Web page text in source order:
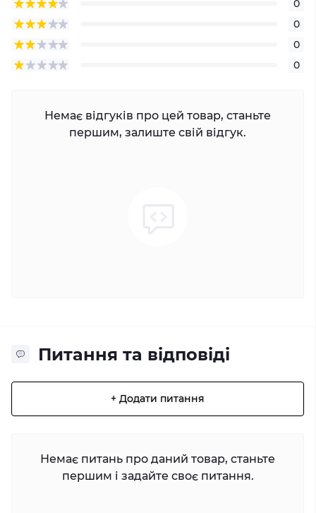
0
0
0
0
Немає відгуків про цей товар, станьте
першим, залиште свій відгук.
Питання та відповіді
+ Додати питання
Немає питань про даний товар, станьте
першим і задайте своє питання.